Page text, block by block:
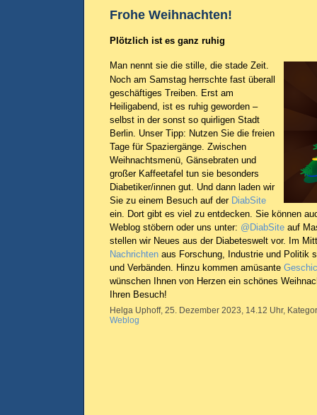
Frohe Weihnachten!
Plötzlich ist es ganz ruhig
Man nennt sie die stille, die stade Zeit.
Noch am Samstag herrschte fast überall
geschäftiges Treiben. Erst am
Heiligabend, ist es ruhig geworden –
selbst in der sonst so quirligen Stadt
Berlin. Unser Tipp: Nutzen Sie die freien
Tage für Spaziergänge. Zwischen
Weihnachtsmenü, Gänsebraten und
großer Kaffeetafel tun sie besonders
Diabetiker/innen gut. Und dann laden wir
Sie zu einem Besuch auf der DiabSite
ein. Dort gibt es viel zu entdecken. Sie können
Weblog stöbern oder uns unter: @DiabSite auf
stellen wir Neues aus der Diabeteswelt vor. Im
Nachrichten aus Forschung, Industrie und Politik
und Verbänden. Hinzu kommen amüsante
wünschen Ihnen von Herzen ein schönes
Ihren Besuch!
Helga Uphoff, 25. Dezember 2023, 14.12 Uhr,
Weblog